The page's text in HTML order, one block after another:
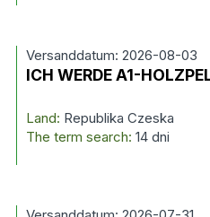
Versanddatum: 2026-08-03
ICH WERDE A1-
Land: Republika Czeska
The term search: 14 dni